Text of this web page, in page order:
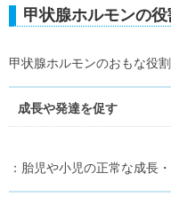
甲状腺ホルモンの役
甲状腺ホルモンのおもな役
成長や発達を促す
：胎児や小児の正常な成長